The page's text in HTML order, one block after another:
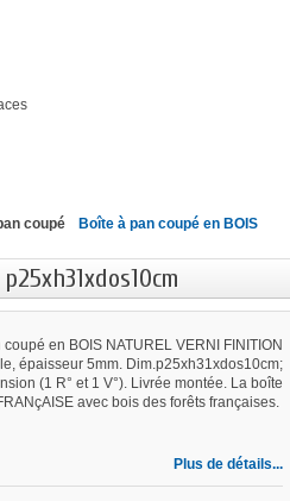
coupé
Boîte à pan coupé en BOIS
coupé en BOIS NATUREL VERNI FINITION
épaisseur 5mm. Dim.p25xh31xdos10cm;
(1 R° et 1 V°). Livrée montée. La boîte
avec bois des forêts françaises.
Plus de détails...